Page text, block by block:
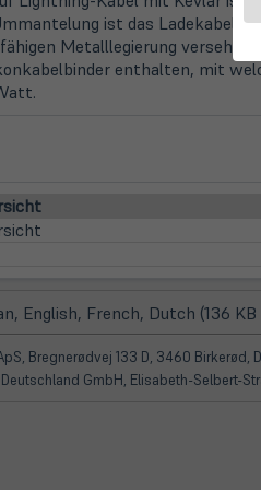
ist das Ladekabel
Metalllegierung
enthalten, mit
English, French, Dutch (136 KB
Bregnerødvej 133 D, 3460 Birkerød,
GmbH, Elisabeth-Selbert-